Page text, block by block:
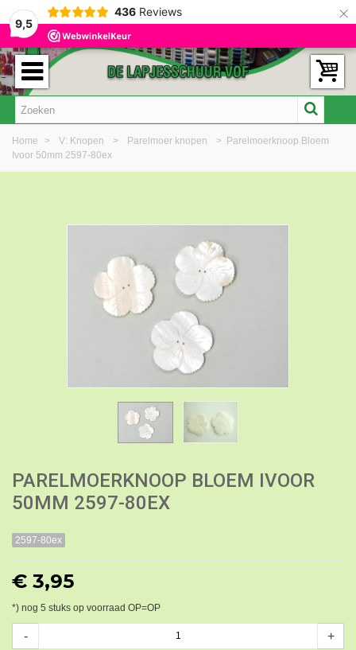
9,5
436 Reviews ×
Home > V: Knopen > Parelmoer knopen > Parelmoerknoop Bloem
Ivoor 50mm 2597-80ex
PARELMOERKNOOP BLOEM IVOOR
50MM 2597-80EX
2597-80ex
€ 3,95
*) nog 5 stuks op voorraad OP=OP
- +